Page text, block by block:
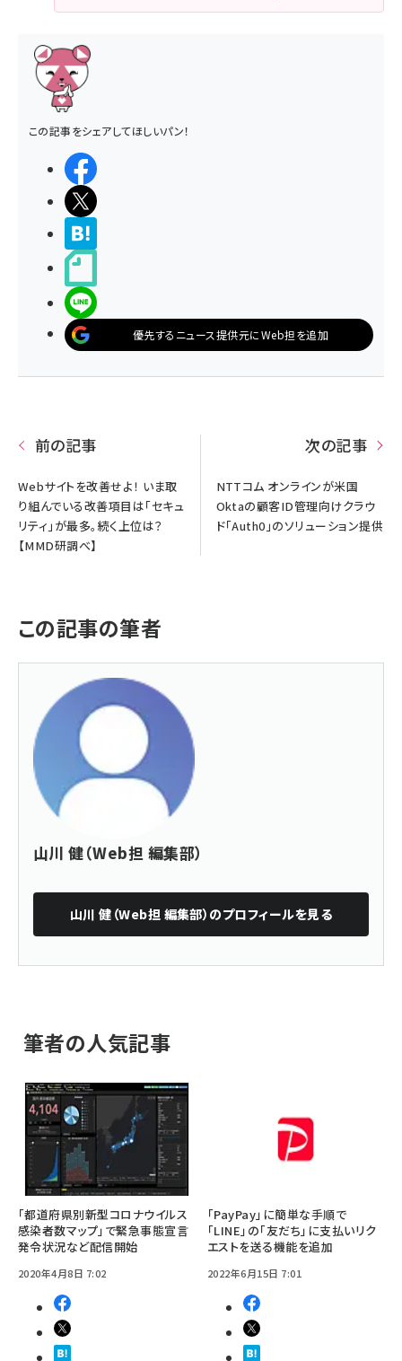
この記事をシェアしてほしいパン！
優先するニュース提供元にWeb担を追加
前の記事
Webサイトを改善せよ！ いま取
り組んでいる改善項目は「セキュ
リティ」が最多。続く上位は？
【MMD研調べ】
次の記事
NTTコム オンラインが米国
Oktaの顧客ID管理向けクラウ
ド「Auth0」のソリューション提供
この記事の筆者
山川 健（Web担 編集部）
山川 健（Web担 編集部） のプロフィールを見る
筆者の人気記事
「都道府県別新型コロナウイルス
感染者数マップ」で緊急事態宣言
発令状況など配信開始
2020年4月8日 7:02
「PayPay」に簡単な手順で
「LINE」の「友だち」に支払いリク
エストを送る機能を追加
2022年6月15日 7:01